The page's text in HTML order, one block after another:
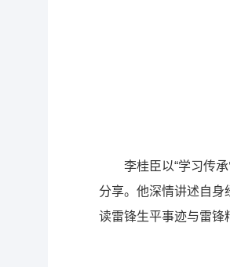
李桂臣以“学习传
分享。他深情讲述自
读雷锋生平事迹与雷锋